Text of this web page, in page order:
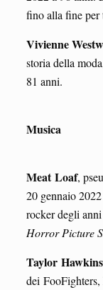
fino alla fine per
Vivienne
storia della
81 anni.
Musica
Meat Loaf,
20 gennaio
rocker degli
Horror Picture
Taylor Hawkins
dei